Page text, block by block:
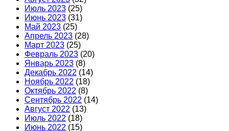
Июль 2023 (25)
Июнь 2023 (31)
Май 2023 (25)
Апрель 2023 (28)
Март 2023 (25)
Февраль 2023 (20)
Январь 2023 (8)
Декабрь 2022 (14)
Ноябрь 2022 (18)
Октябрь 2022 (8)
Сентябрь 2022 (14)
Август 2022 (13)
Июль 2022 (18)
Июнь 2022 (15)